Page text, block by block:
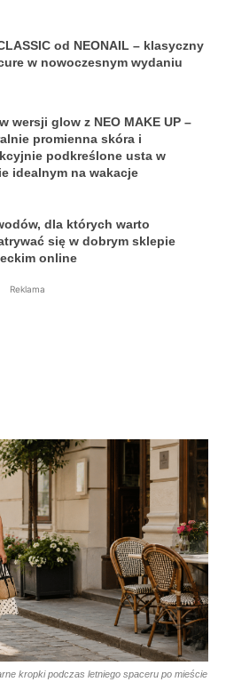
od NEONAIL – klasyczny
w nowoczesnym wydaniu
wersji glow z NEO MAKE UP –
promienna skóra i
podkreślone usta w
idealnym na wakacje
dla których warto
się w dobrym sklepie
online
Reklama